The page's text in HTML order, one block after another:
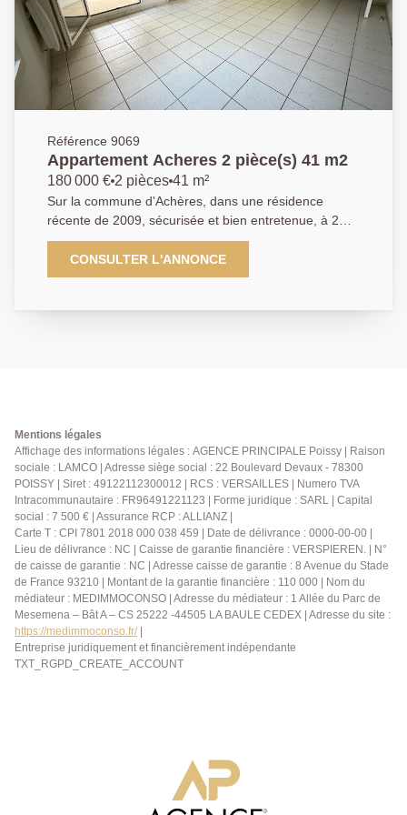
Référence 9069
Appartement Acheres 2 pièce(s) 41 m2
180 000 € 2 pièces 41 m²
Sur la commune d'Achères, dans une résidence
récente de 2009, sécurisée et bien entretenue, à 2
min à pieds de la gare RER, L'AGENCE PRINCIPALE
vous propose cet appartement de type T2 de 41m². Il
se compose de la façon suivante avec : une entrée,
CONSULTER L'ANNONCE
Mentions légales
Affichage des informations légales : AGENCE PRINCIPALE Poissy | Raison
sociale : LAMCO | Adresse siège social : 22 Boulevard Devaux - 78300
POISSY | Siret : 49122112300012 | RCS : VERSAILLES | Numero TVA
Intracommunautaire : FR96491221123 | Forme juridique : SARL | Capital
social : 7 500 € | Assurance RCP : ALLIANZ |
Carte T : CPI 7801 2018 000 038 459 | Date de délivrance : 0000-00-00 |
Lieu de délivrance : NC | Caisse de garantie financière : VERSPIEREN. | N°
de caisse de garantie : NC | Adresse caisse de garantie : 8 Avenue du Stade
de France 93210 | Montant de la garantie financière : 110 000 | Nom du
médiateur : MEDIMMOCONSO | Adresse du médiateur : 1 Allée du Parc de
Mesemena – Bât A – CS 25222 -44505 LA BAULE CEDEX | Adresse du site :
https://medimmoconso.fr/|
Entreprise juridiquement et financièrement indépendante
TXT_RGPD_CREATE_ACCOUNT